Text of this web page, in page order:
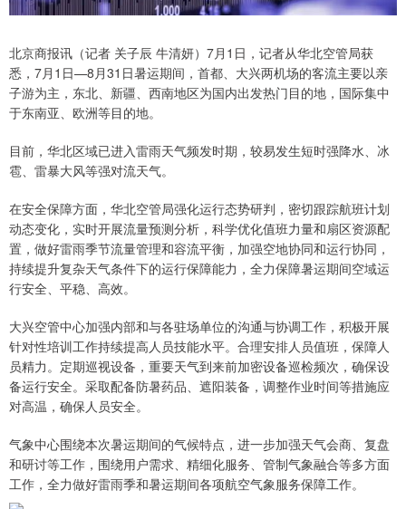
北京商报讯（记者 关子辰 牛清妍）7月1日，记者从华北空管局获
悉，7月1日—8月31日暑运期间，首都、大兴两机场的客流主要以亲
子游为主，东北、新疆、西南地区为国内出发热门目的地，国际集中
于东南亚、欧洲等目的地。
目前，华北区域已进入雷雨天气频发时期，较易发生短时强降水、冰
雹、雷暴大风等强对流天气。
在安全保障方面，华北空管局强化运行态势研判，密切跟踪航班计划
动态变化，实时开展流量预测分析，科学优化值班力量和扇区资源配
置，做好雷雨季节流量管理和容流平衡，加强空地协同和运行协同，
持续提升复杂天气条件下的运行保障能力，全力保障暑运期间空域运
行安全、平稳、高效。
大兴空管中心加强内部和与各驻场单位的沟通与协调工作，积极开展
针对性培训工作持续提高人员技能水平。合理安排人员值班，保障人
员精力。定期巡视设备，重要天气到来前加密设备巡检频次，确保设
备运行安全。采取配备防暑药品、遮阳装备，调整作业时间等措施应
对高温，确保人员安全。
气象中心围绕本次暑运期间的气候特点，进一步加强天气会商、复盘
和研讨等工作，围绕用户需求、精细化服务、管制气象融合等多方面
工作，全力做好雷雨季和暑运期间各项航空气象服务保障工作。